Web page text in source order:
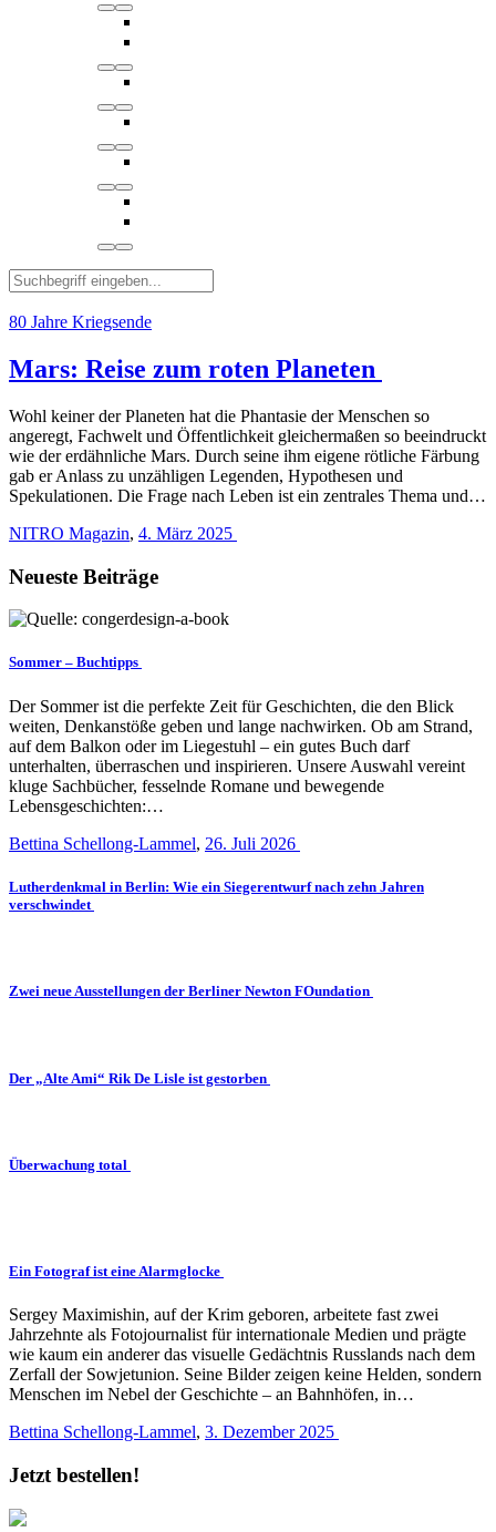
80 Jahre Kriegsende
Mars: Reise zum roten Planeten
Wohl keiner der Planeten hat die Phantasie der Menschen so
angeregt, Fachwelt und Öffentlichkeit gleichermaßen so beeindruckt
wie der erdähnliche Mars. Durch seine ihm eigene rötliche Färbung
gab er Anlass zu unzähligen Legenden, Hypothesen und
Spekulationen. Die Frage nach Leben ist ein zentrales Thema und…
NITRO Magazin, 4. März 2025
Neueste Beiträge
Sommer – Buchtipps
Der Sommer ist die perfekte Zeit für Geschichten, die den Blick
weiten, Denkanstöße geben und lange nachwirken. Ob am Strand,
auf dem Balkon oder im Liegestuhl – ein gutes Buch darf
unterhalten, überraschen und inspirieren. Unsere Auswahl vereint
kluge Sachbücher, fesselnde Romane und bewegende
Lebensgeschichten:…
Bettina Schellong-Lammel, 26. Juli 2026
Lutherdenkmal in Berlin: Wie ein Siegerentwurf nach zehn Jahren
verschwindet
Zwei neue Ausstellungen der Berliner Newton FOundation
Der „Alte Ami“ Rik De Lisle ist gestorben
Überwachung total
Ein Fotograf ist eine Alarmglocke
Sergey Maximishin, auf der Krim geboren, arbeitete fast zwei
Jahrzehnte als Fotojournalist für internationale Medien und prägte
wie kaum ein anderer das visuelle Gedächtnis Russlands nach dem
Zerfall der Sowjetunion. Seine Bilder zeigen keine Helden, sondern
Menschen im Nebel der Geschichte – an Bahnhöfen, in…
Bettina Schellong-Lammel, 3. Dezember 2025
Jetzt bestellen!